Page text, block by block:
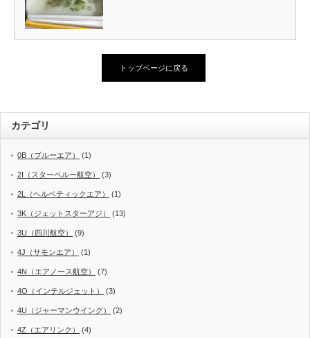
トップページに戻る
カテゴリ
0B（ブルーエア） (1)
2I（スターペルー航空） (3)
2L（ヘルベティックエア） (1)
3K（ジェットスターアジ） (13)
3U（四川航空） (9)
4J（サモンエア） (1)
4N（エアノース航空） (7)
4O（インテルジェット） (3)
4U（ジャーマンウイング） (2)
4Z（エアリンク） (4)